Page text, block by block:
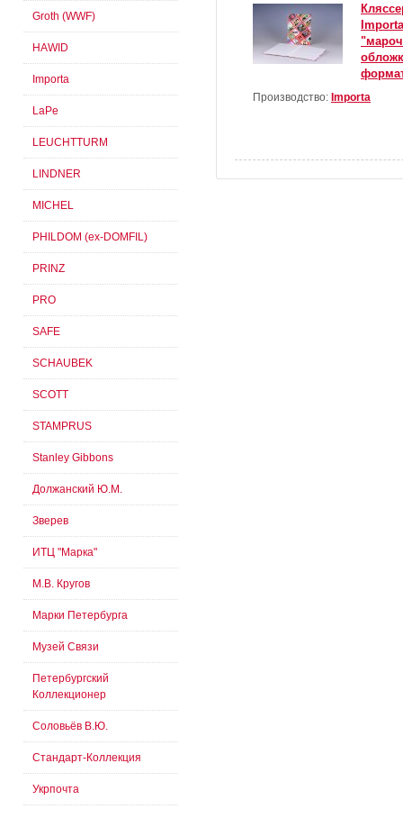
Производство: Importa
Groth (WWF)
HAWID
Importa
LaPe
LEUCHTTURM
LINDNER
MICHEL
PHILDOM (ex-DOMFIL)
PRINZ
PRO
SAFE
SCHAUBEK
SCOTT
STAMPRUS
Stanley Gibbons
Должанский Ю.М.
Зверев
ИТЦ "Марка"
М.В. Кругов
Марки Петербурга
Музей Связи
Петербургский
Коллекционер
Соловьёв В.Ю.
Стандарт-Коллекция
Укрпочта